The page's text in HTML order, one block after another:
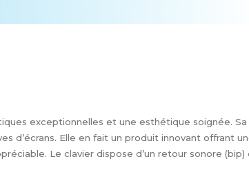
exceptionnelles et une esthétique soignée. Sa
d’écrans. Elle en fait un produit innovant offrant
Le clavier dispose d’un retour sonore (bip)